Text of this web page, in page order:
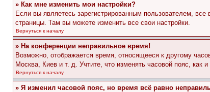
» Как мне изменить мои настройки?
Если вы являетесь зарегистрированным пользователем,
страницы. Там вы можете изменить все свои настройки.
Вернуться к началу
» На конференции неправильное время!
Возможно, отображается время, относящееся к другому
Москва, Киев и т. д. Учтите, что изменять часовой пояс, как
Вернуться к началу
» Я изменил часовой пояс, но время всё равно